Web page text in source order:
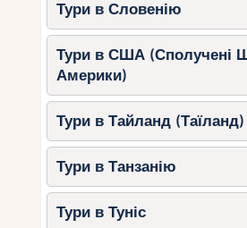
Тури в Словенію
Тури в США (Сполучені
Америки)
Тури в Тайланд (Таїланд)
Тури в Танзанію
Тури в Туніс